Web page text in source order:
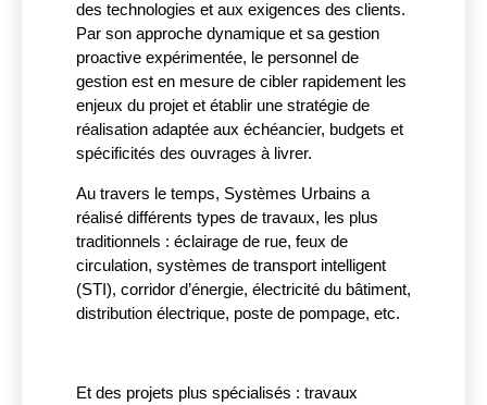
des technologies et aux exigences des clients.
Par son approche dynamique et sa gestion
proactive expérimentée, le personnel de
gestion est en mesure de cibler rapidement les
enjeux du projet et établir une stratégie de
réalisation adaptée aux échéancier, budgets et
spécificités des ouvrages à livrer.
Au travers le temps, Systèmes Urbains a
réalisé différents types de travaux, les plus
traditionnels : éclairage de rue, feux de
circulation, systèmes de transport intelligent
(STI), corridor d’énergie, électricité du bâtiment,
distribution électrique, poste de pompage, etc.
Et des projets plus spécialisés : travaux